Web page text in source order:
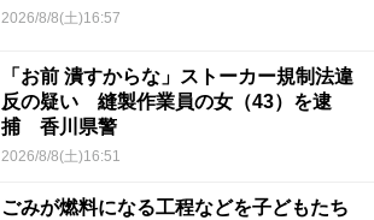
2026/8/8(土)16:57
「お前 潰すからな」ストーカー規制法違
反の疑い 縫製作業員の女（43）を逮
捕 香川県警
2026/8/8(土)16:51
ごみが燃料になる工程などを子どもたち